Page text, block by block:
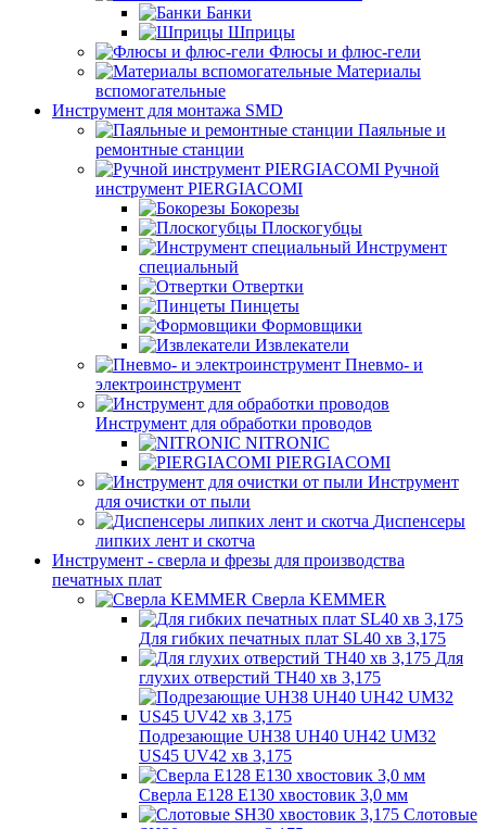
Банки
Шприцы
Флюсы и флюс-гели
Материалы
вспомогательные
Инструмент для монтажа SMD
Паяльные и
ремонтные станции
Ручной
инструмент PIERGIACOMI
Бокорезы
Плоскогубцы
Инструмент
специальный
Отвертки
Пинцеты
Формовщики
Извлекатели
Пневмо- и
электроинструмент
Инструмент для обработки проводов
NITRONIC
PIERGIACOMI
Инструмент
для очистки от пыли
Диспенсеры
липких лент и скотча
Инструмент - сверла и фрезы для производства
печатных плат
Сверла KEMMER
Для гибких печатных плат SL40 хв 3,175
Для
глухих отверстий TH40 хв 3,175
Подрезающие UH38 UH40 UH42 UM32
US45 UV42 хв 3,175
Сверла E128 E130 хвостовик 3,0 мм
Слотовые